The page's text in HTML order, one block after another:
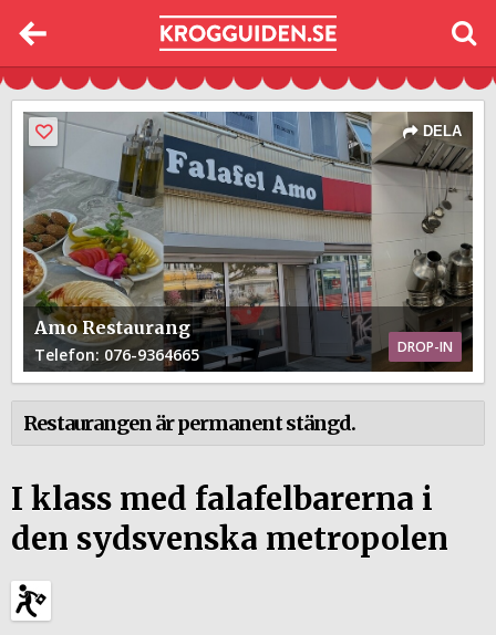
Amo Restaurang
Telefon: 076-9364665 DROP-IN
DELA
Restaurangen är permanent stängd.
I klass med falafelbarerna i
den sydsvenska metropolen